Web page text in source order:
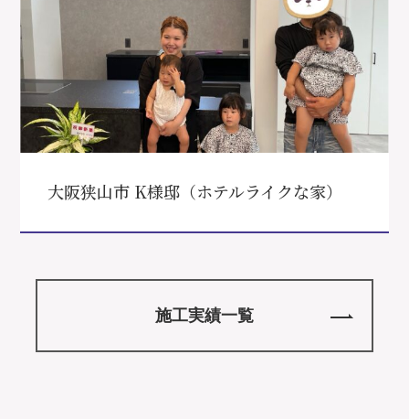
大阪狭山市 K様邸（ホテルライクな家）
施工実績一覧